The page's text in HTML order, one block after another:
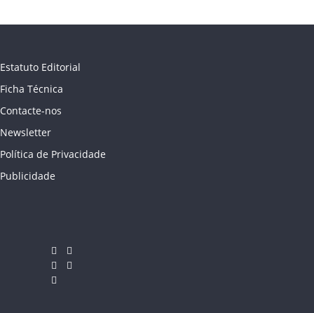
Estatuto Editorial
Ficha Técnica
Contacte-nos
Newsletter
Política de Privacidade
Publicidade